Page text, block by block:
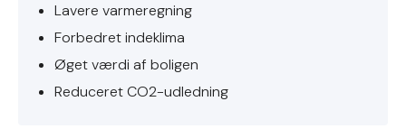
Lavere varmeregning
Forbedret indeklima
Øget værdi af boligen
Reduceret CO2-udledning